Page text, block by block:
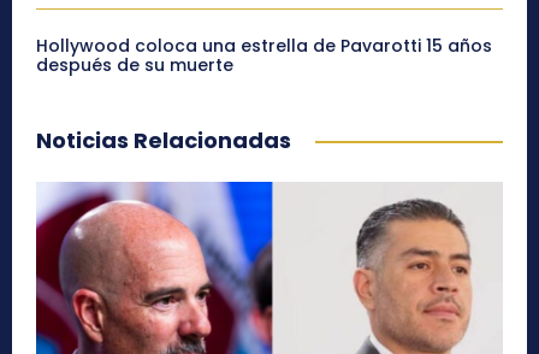
Hollywood coloca una estrella de Pavarotti 15 años
después de su muerte
Noticias Relacionadas